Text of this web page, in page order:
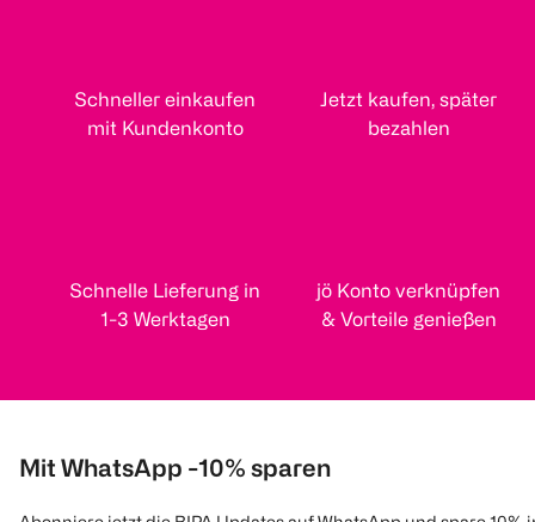
Schneller einkaufen
mit Kundenkonto
Jetzt kaufen, später
bezahlen
Schnelle Lieferung in
1-3 Werktagen
jö Konto verknüpfen
& Vorteile genießen
Mit WhatsApp -10% sparen